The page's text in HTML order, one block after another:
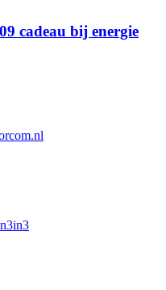
cadeau bij energie
in3